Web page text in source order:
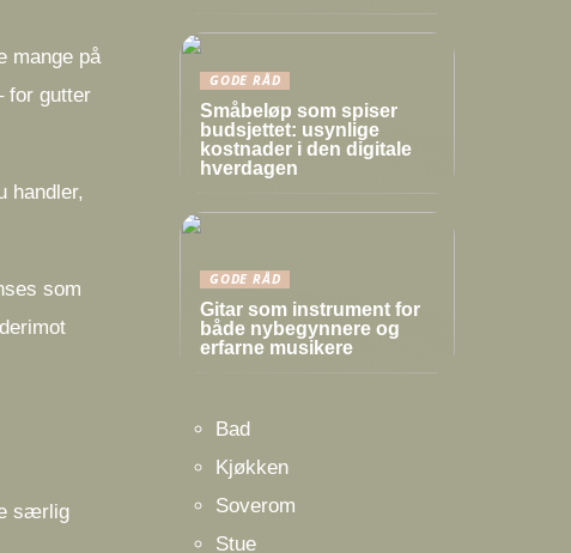
mange på
for gutter
handler,
som
særlig
GODE RÅD
Småbeløp som spiser
budsjettet: usynlige
kostnader i den digitale
hverdagen
GODE RÅD
Gitar som instrument for
både nybegynnere og
erfarne musikere
Bad
Kjøkken
Soverom
Stue